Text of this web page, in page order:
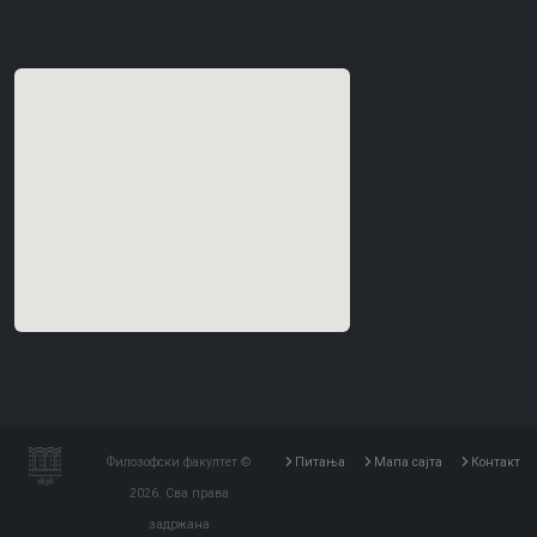
Филозофски факултет ©
2026. Сва права
задржана
Питања Мапа сајта Контакт